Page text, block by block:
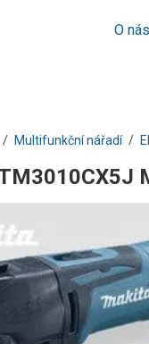
O nás
Multifunkční nářadí